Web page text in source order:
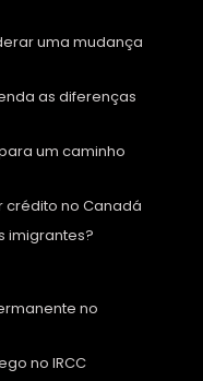
uma mudança
as diferenças
um caminho
crédito no Canadá
imigrantes?
no
no IRCC